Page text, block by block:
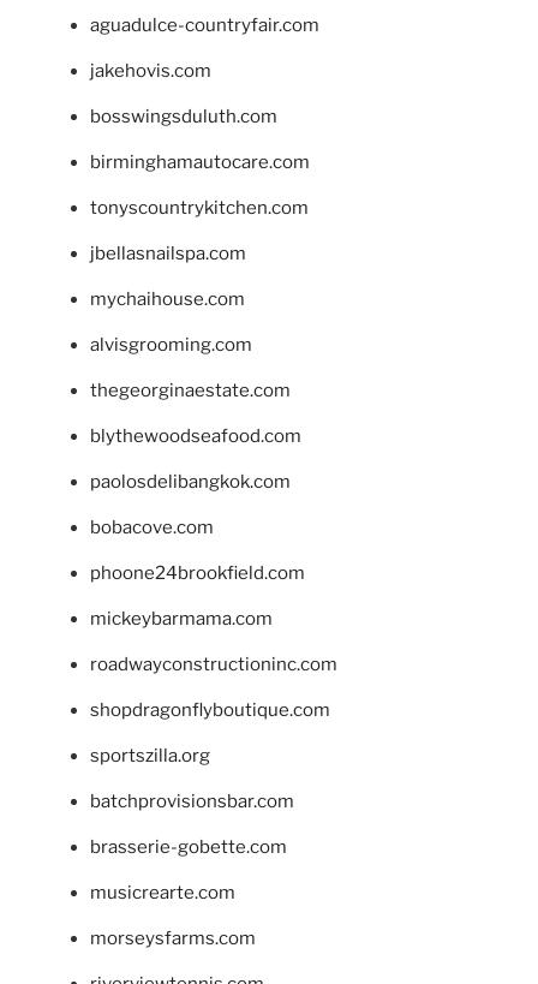
aguadulce-countryfair.com
jakehovis.com
bosswingsduluth.com
birminghamautocare.com
tonyscountrykitchen.com
jbellasnailspa.com
mychaihouse.com
alvisgrooming.com
thegeorginaestate.com
blythewoodseafood.com
paolosdelibangkok.com
bobacove.com
phoone24brookfield.com
mickeybarmama.com
roadwayconstructioninc.com
shopdragonflyboutique.com
sportszilla.org
batchprovisionsbar.com
brasserie-gobette.com
musicrearte.com
morseysfarms.com